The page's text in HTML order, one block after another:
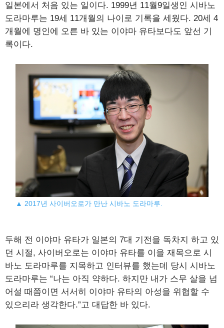
일본에서 처음 있는 일이다. 1999년 11월9일생인 시바노
도라마루는 19세 11개월의 나이로 기록을 세웠다. 20세 4
개월에 명인에 오른 바 있는 이야마 유타보다도 앞선 기
록이다.
▲ 2017년 사이버오로가 만난 시바노 도라마루.
두해 전 이야마 유타가 일본의 7대 기전을 독차지 하고 있
던 시절, 사이버오로는 이야마 유타를 이을 재목으로 시
바노 도라마루를 지목하고 인터뷰를 했는데 당시 시바노
도라마루는 “나는 아직 약하다. 하지만 내가 스무 살을 넘
어설 때쯤이면 서서히 이야마 유타의 아성을 위협할 수
있으리라 생각한다.”고 대답한 바 있다.